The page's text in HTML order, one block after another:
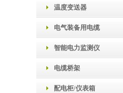
温度变送器
电气装备用电缆
智能电力监测仪
电缆桥架
配电柜/仪表箱